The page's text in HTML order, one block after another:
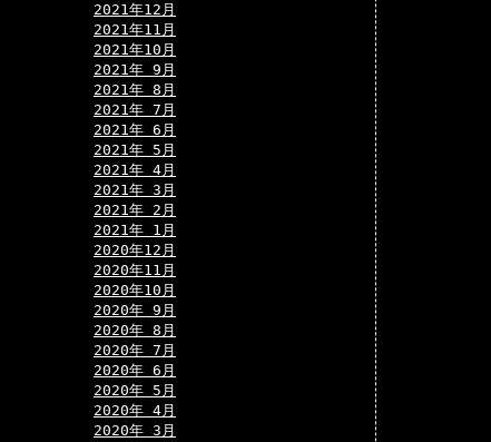
2021年12月
2021年11月
2021年10月
2021年 9月
2021年 8月
2021年 7月
2021年 6月
2021年 5月
2021年 4月
2021年 3月
2021年 2月
2021年 1月
2020年12月
2020年11月
2020年10月
2020年 9月
2020年 8月
2020年 7月
2020年 6月
2020年 5月
2020年 4月
2020年 3月